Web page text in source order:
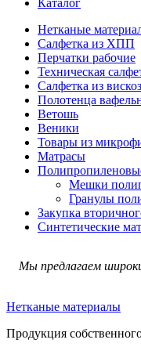
Нетканые
Салфетка из ХПП
Перчатки рабочие
Техническая
Салфетка из
Полотенца
Ветошь
Веники
Товары из
Матрасы
Мешки
Гранулы
Закупка
Синтетические
Мы предлагаем
Нетканые материалы
Продукция